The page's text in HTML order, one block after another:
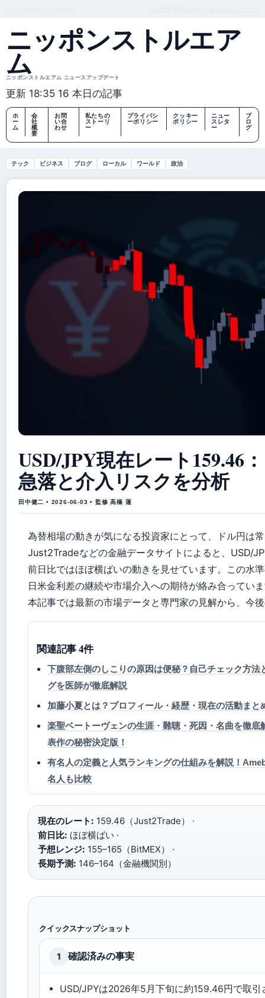
ニッポンストルエア
ム
ニッポンストルエアム ニュースアップデート
更新 18:35 16 本日の記事
ホ
ー
ム
会
社
概
要
お問
い合
わせ
私たちの
ストーリ
ー
プライバシ
ーポリシー
クッキー
ポリシー
ニュー
スレタ
ー
ブ
ロ
グ
テック ビジネス ブログ ローカル ワールド 政治
USD/JPY現在レート159.46：
急落と介入リスクを分析
田中健二 • 2026-06-03 • 監修 高橋 蓮
為替相場の動きが気になる投資家にとって、ドル円は
Just2Tradeなどの金融データサイトによると、USD/
前日比ではほぼ横ばいの動きを見せています。この水
日米金利差の継続や市場介入への期待が絡み合ってい
本記事では最新の市場データと専門家の見解から、今
関連記事 4件
下腹部左側のしこりの原因は便秘？自己チェック方
グを医師が徹底解説
加藤小夏とは？プロフィール・経歴・現在の活動まと
楽聖ベートーヴェンの生涯・難聴・死因・名曲を徹
表作の秘密決定版！
有名人の定義と人気ランキングの仕組みを解説！
名人も比較
現在のレート: 159.46（Just2Trade） ·
前日比: ほぼ横ばい ·
予想レンジ: 155–165（BitMEX） ·
長期予測: 146–164（金融機関別）
クイックスナップショット
1 確認済みの事実
USD/JPYは2026年5月下旬に約159.46円で取引